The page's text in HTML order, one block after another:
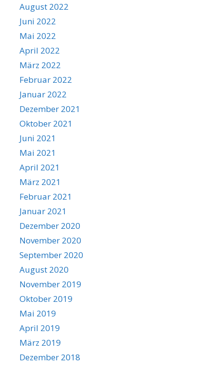
August 2022
Juni 2022
Mai 2022
April 2022
März 2022
Februar 2022
Januar 2022
Dezember 2021
Oktober 2021
Juni 2021
Mai 2021
April 2021
März 2021
Februar 2021
Januar 2021
Dezember 2020
November 2020
September 2020
August 2020
November 2019
Oktober 2019
Mai 2019
April 2019
März 2019
Dezember 2018